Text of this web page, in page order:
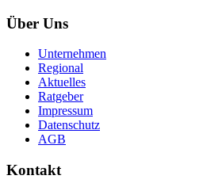
Über Uns
Unternehmen
Regional
Aktuelles
Ratgeber
Impressum
Datenschutz
AGB
Kontakt